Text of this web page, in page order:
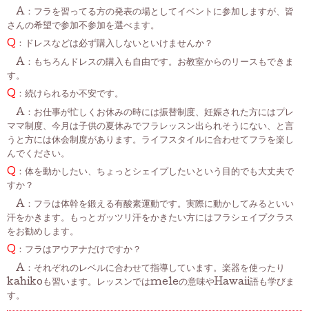
A：フラを習ってる方の発表の場としてイベントに参加しますが、皆
さんの希望で参加不参加を選べます。
Q ：ドレスなどは必ず購入しないといけませんか？
A：もちろんドレスの購入も自由です。お教室からのリースもできま
す。
Q ：続けられるか不安です。
A：お仕事が忙しくお休みの時には振替制度、妊娠された方にはプレ
ママ制度、今月は子供の夏休みでフラレッスン出られそうにない、と言
うと方には休会制度があります。ライフスタイルに合わせてフラを楽し
んでください。
Q ：体を動かしたい、ちょっとシェイプしたいという目的でも大丈夫で
すか？
A：フラは体幹を鍛える有酸素運動です。実際に動かしてみるといい
汗をかきます。もっとガッツリ汗をかきたい方にはフラシェイプクラス
をお勧めします。
Q ：フラはアウアナだけですか？
A：それぞれのレベルに合わせて指導しています。楽器を使ったり
kahikoも習います。レッスンではmeleの意味やHawaii語も学びま
す。